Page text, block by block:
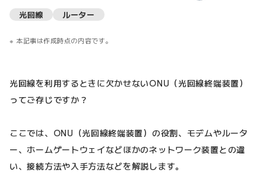
光回線 ルーター
本記事は作成時点の内容です。
光回線を利用するときに欠かせないONU（光回線終端装置）
ってご存じですか？
ここでは、ONU（光回線終端装置）の役割、モデムやルータ
ー、ホームゲートウェイなどほかのネットワーク装置との違
い、接続方法や入手方法などを解説します。